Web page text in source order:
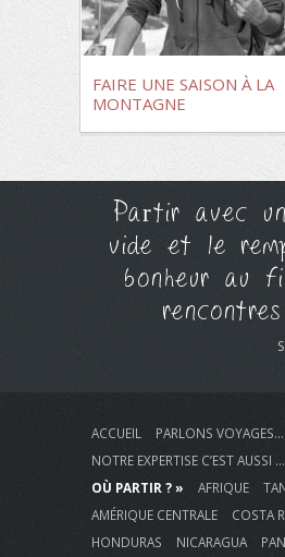
FAIRE UNE SAISON À LA
MONTAGNE
Partir avec
vide et le
bonheur au
rencontres
ACCUEIL
PARLONS VOYAGES….
NOTRE EXPERTISE C’EST AUSSI …
OÙ PARTIR ? »
AFRIQUE
AMÉRIQUE CENTRALE
COSTA
HONDURAS
NICARAGUA